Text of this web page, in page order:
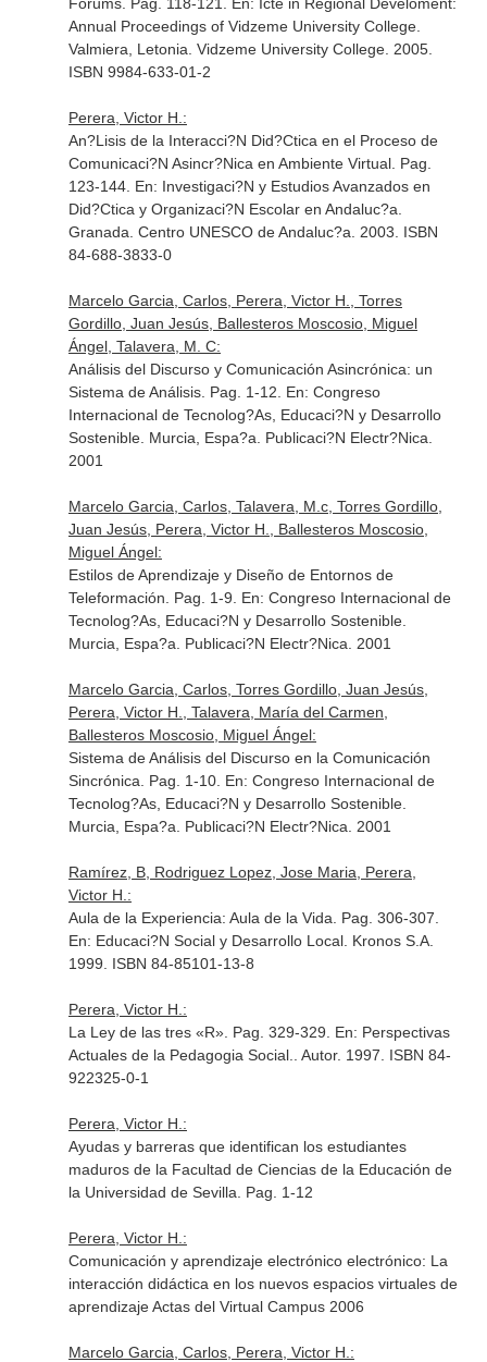
Annual Proceedings of Vidzeme University College.
Valmiera, Letonia. Vidzeme University College. 2005.
ISBN 9984-633-01-2
Perera, Victor H.:
An?Lisis de la Interacci?N Did?Ctica en el Proceso de
Comunicaci?N Asincr?Nica en Ambiente Virtual. Pag.
123-144. En: Investigaci?N y Estudios Avanzados en
Did?Ctica y Organizaci?N Escolar en Andaluc?a
Granada. Centro UNESCO de Andaluc?a. 2003. ISBN
84-688-3833-0
Marcelo Garcia, Carlos, Perera, Victor H., Torres
Gordillo, Juan Jesús, Ballesteros Moscosio, Miguel
Ángel, Talavera, M. C:
Análisis del Discurso y Comunicación Asincrónica: un
Sistema de Análisis. Pag. 1-12. En: Congreso
Internacional de Tecnolog?As, Educaci?N y Desarrollo
Sostenible. Murcia, Espa?a. Publicaci?N Electr?Nica.
2001
Marcelo Garcia, Carlos, Talavera, M.c, Torres Gordillo,
Juan Jesús, Perera, Victor H., Ballesteros Moscosio,
Miguel Ángel:
Estilos de Aprendizaje y Diseño de Entornos de
Teleformación. Pag. 1-9. En: Congreso Internacional de
Tecnolog?As, Educaci?N y Desarrollo Sostenible.
Murcia, Espa?a. Publicaci?N Electr?Nica. 2001
Marcelo Garcia, Carlos, Torres Gordillo, Juan Jesús,
Perera, Victor H., Talavera, María del Carmen,
Ballesteros Moscosio, Miguel Ángel:
Sistema de Análisis del Discurso en la Comunicación
Sincrónica. Pag. 1-10. En: Congreso Internacional de
Tecnolog?As, Educaci?N y Desarrollo Sostenible.
Murcia, Espa?a. Publicaci?N Electr?Nica. 2001
Ramírez, B, Rodriguez Lopez, Jose Maria, Perera,
Victor H.:
Aula de la Experiencia: Aula de la Vida. Pag. 306-307.
En: Educaci?N Social y Desarrollo Local. Kronos S.A.
1999. ISBN 84-85101-13-8
Perera, Victor H.:
La Ley de las tres «R». Pag. 329-329. En: Perspectivas
Actuales de la Pedagogia Social.
. Autor. 1997. ISBN 84-
922325-0-1
Perera, Victor H.:
Ayudas y barreras que identifican los estudiantes
maduros de la Facultad de Ciencias de la Educación de
la Universidad de Sevilla. Pag. 1-12
Perera, Victor H.:
Comunicación y aprendizaje electrónico electrónico: La
interacción didáctica en los nuevos espacios virtuales de
aprendizaje Actas del Virtual Campus 2006
Marcelo Garcia, Carlos, Perera, Victor H.: